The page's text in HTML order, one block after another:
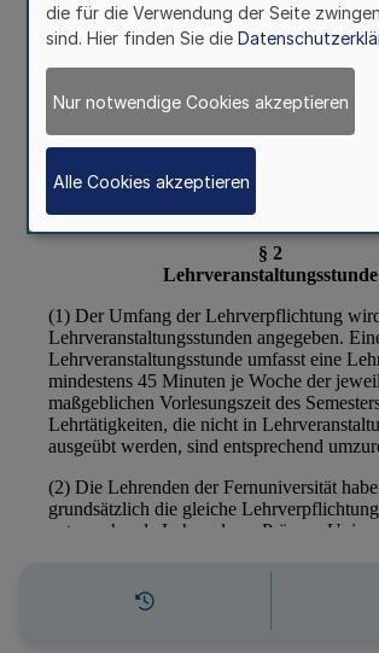
die für die Verwendung der Seite
sind. Hier finden Sie die
Nur notwendige Cookies akzeptieren
Alle Cookies akzeptieren